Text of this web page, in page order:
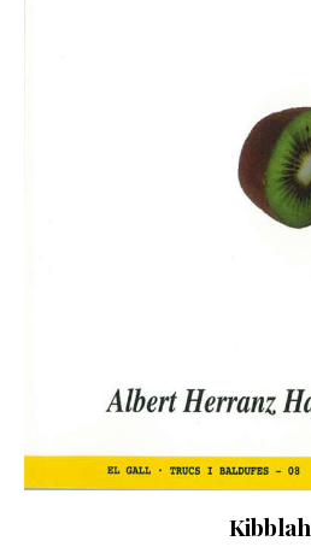
Kibblah